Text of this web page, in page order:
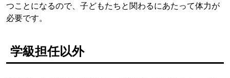
つことになるので、子どもたちと関わるにあたって体力が
必要です。
学級担任以外